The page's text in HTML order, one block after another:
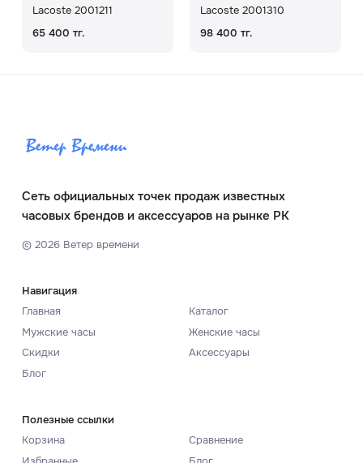
Lacoste 2001211
65 400 тг.
Lacoste 2001310
98 400 тг.
Сеть официальных точек продаж известных
часовых брендов и аксессуаров на рынке РК
© 2026Ветер времени
Навигация
Главная
Каталог
Мужские часы
Женские часы
Скидки
Аксессуары
Блог
Полезные ссылки
Корзина
Сравнение